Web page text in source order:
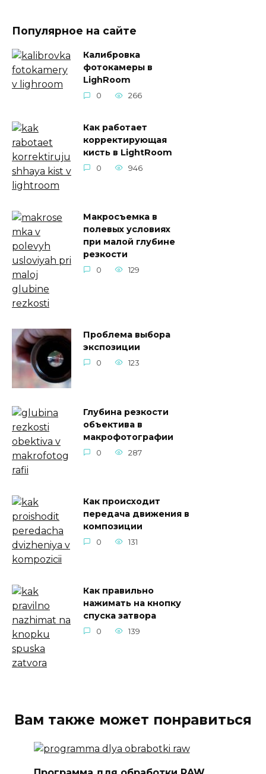
Популярное на сайте
Калибровка
фотокамеры в
LighRoom
0 266
Как работает
корректирующая
кисть в LightRoom
0 946
Макросъемка в
полевых условиях
при малой глубине
резкости
0 129
Проблема выбора
экспозиции
0 123
Глубина резкости
объектива в
макрофотографии
0 287
Как происходит
передача движения в
композиции
0 131
Как правильно
нажимать на кнопку
спуска затвора
0 139
Вам также может понравиться